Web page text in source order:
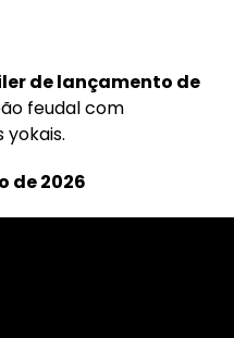
de lançamento de
feudal com
de 2026